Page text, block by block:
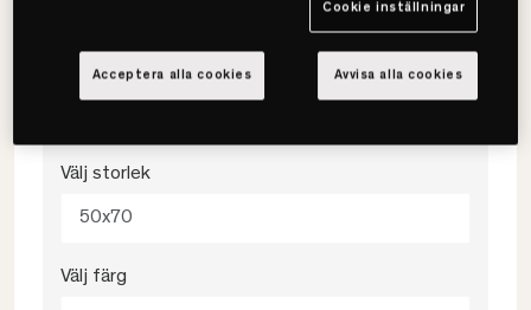
• OEKO-TEX
Välj storlek
50x70
Välj färg
Cookie inställningar
Avvisa alla cookies
Acceptera alla cookies